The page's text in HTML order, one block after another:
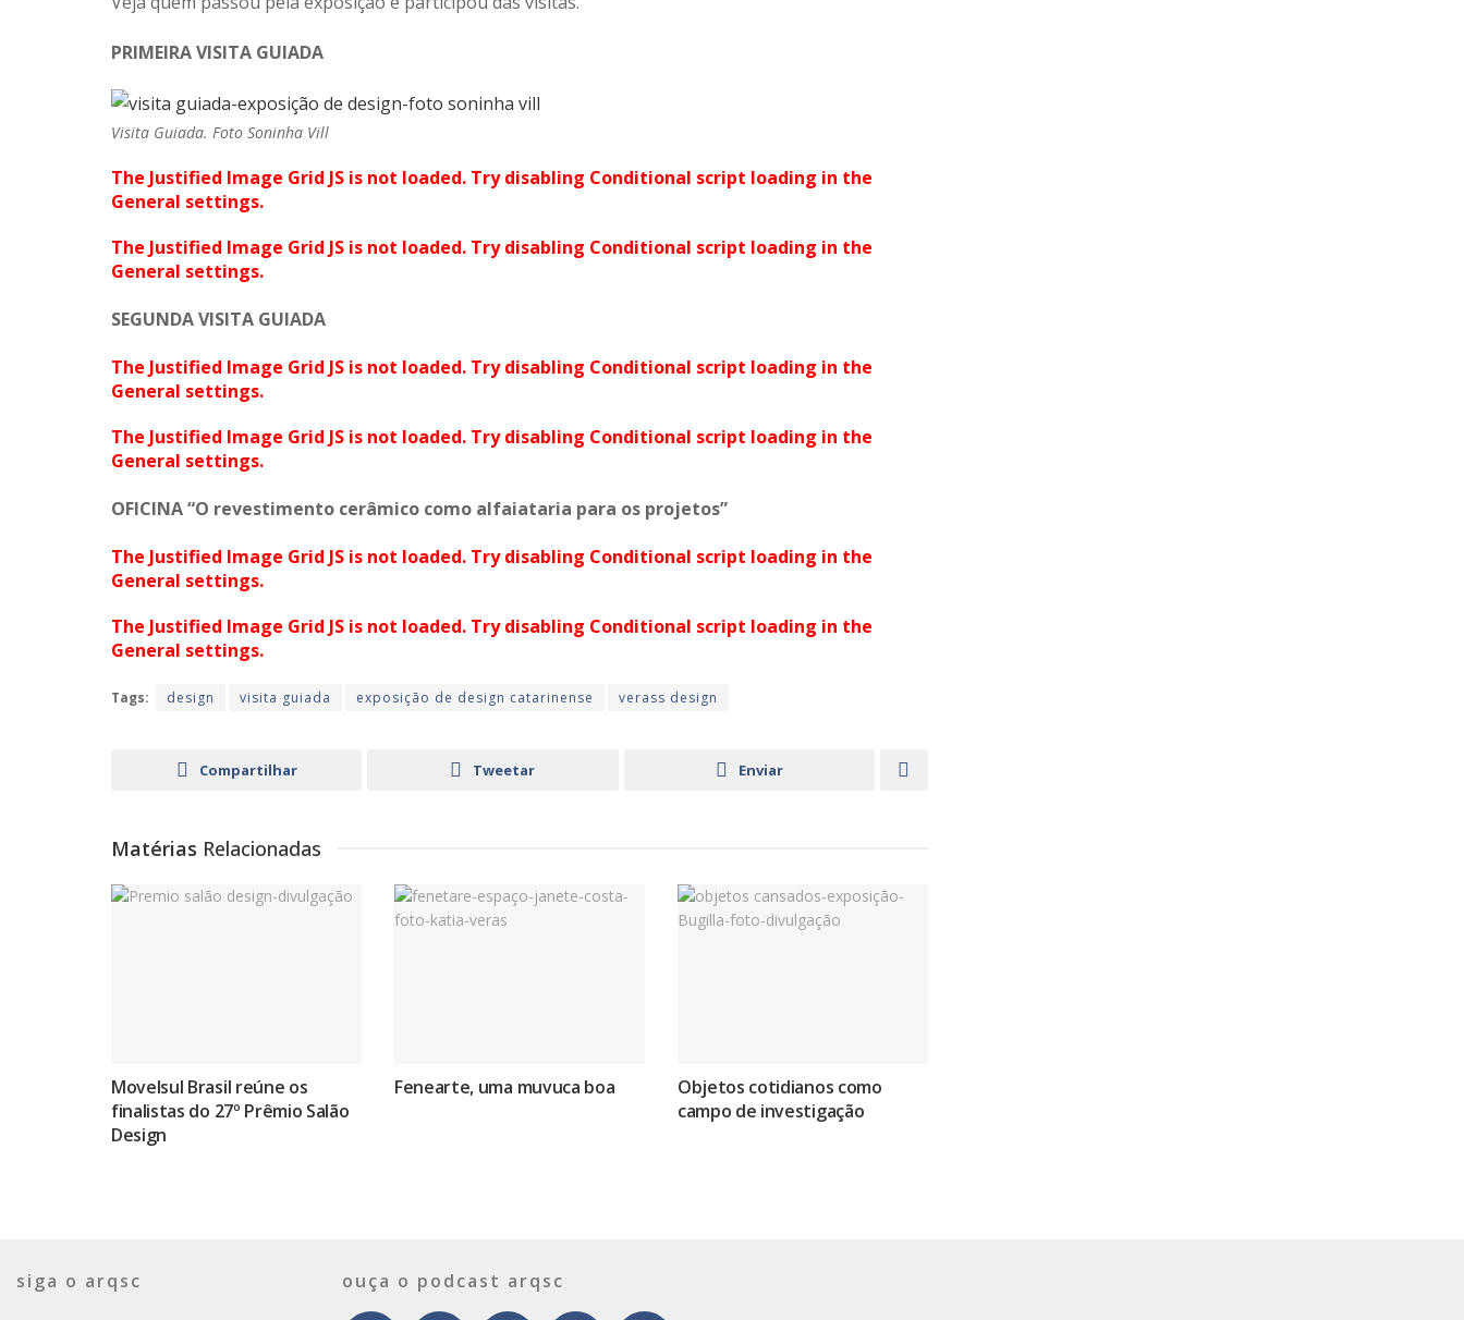
PRIMEIRA VISITA GUIADA
Visita Guiada. Foto Soninha Vill
The Justified Image Grid JS is not loaded. Try disabling Conditional script loading in the
General settings.
The Justified Image Grid JS is not loaded. Try disabling Conditional script loading in the
General settings.
SEGUNDA VISITA GUIADA
The Justified Image Grid JS is not loaded. Try disabling Conditional script loading in the
General settings.
The Justified Image Grid JS is not loaded. Try disabling Conditional script loading in the
General settings.
OFICINA “O revestimento cerâmico como alfaiataria para os projetos”
The Justified Image Grid JS is not loaded. Try disabling Conditional script loading in the
General settings.
The Justified Image Grid JS is not loaded. Try disabling Conditional script loading in the
General settings.
Tags: design visita guiada exposição de design catarinense verass design
Compartilhar Tweetar Enviar
Matérias Relacionadas
Movelsul Brasil reúne os
finalistas do 27º Prêmio Salão
Design
Fenearte, uma muvuca boa
Objetos cotidianos como
campo de investigação
siga o arqsc ouça o podcast arqsc